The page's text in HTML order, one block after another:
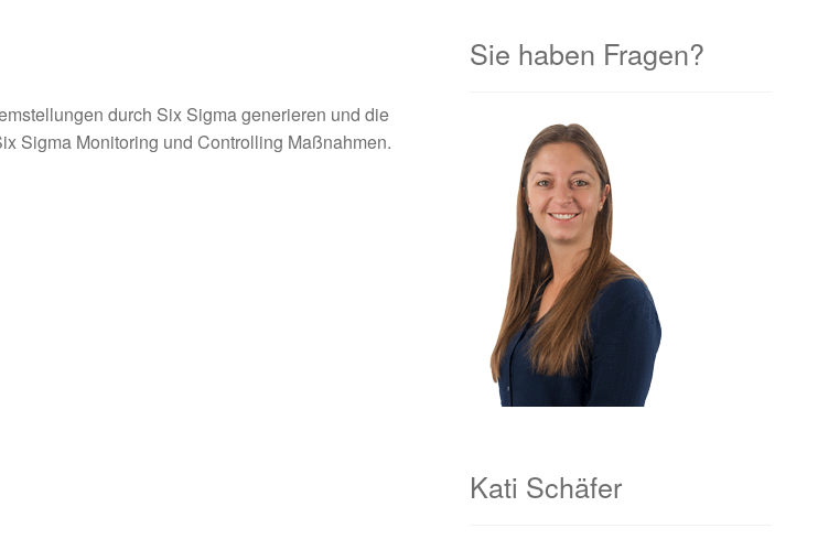
durch Six Sigma generieren und die
Sigma Monitoring und Controlling Maßnahmen.
Sie haben Fragen?
Kati Schäfer